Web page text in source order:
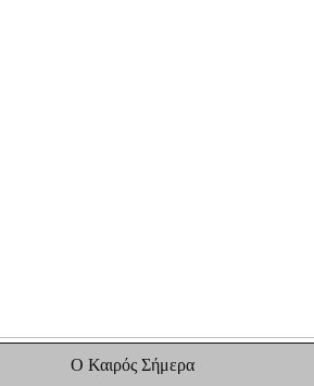
Ο Καιρός Σήμερα